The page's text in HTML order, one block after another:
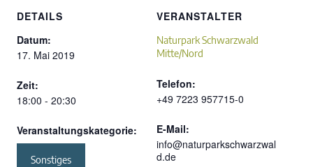
DETAILS
Datum:
17. Mai 2019
Zeit:
18:00 - 20:30
Veranstaltungskategorie:
Sonstiges
VERANSTALTER
Naturpark Schwarzwald
Mitte/Nord
Telefon:
+49 7223 957715-0
E-Mail:
info@naturparkschwarzwal
d.de